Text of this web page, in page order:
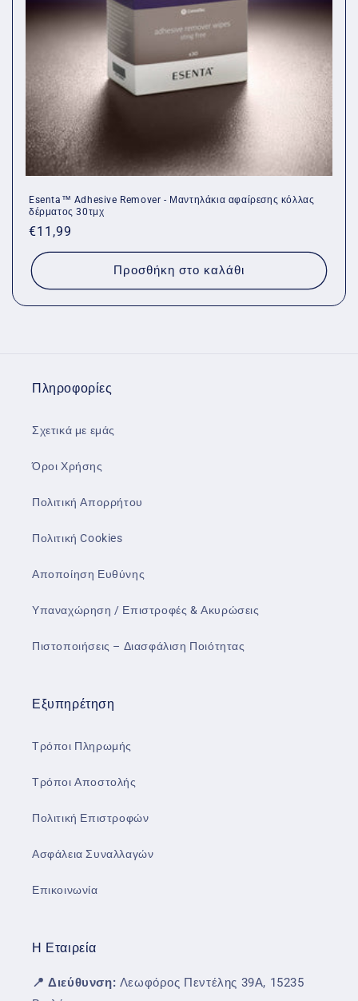
Esenta™ Adhesive Remover - Μαντηλάκια αφαίρεσης κόλλας
δέρματος 30τμχ
Κανονική
τιμή
€11,99
Προσθήκη στο καλάθι
Πληροφορίες
Σχετικά με εμάς
Όροι Χρήσης
Πολιτική Απορρήτου
Πολιτική Cookies
Αποποίηση Ευθύνης
Υπαναχώρηση / Επιστροφές & Ακυρώσεις
Πιστοποιήσεις – Διασφάλιση Ποιότητας
Εξυπηρέτηση
Τρόποι Πληρωμής
Τρόποι Αποστολής
Πολιτική Επιστροφών
Ασφάλεια Συναλλαγών
Επικοινωνία
Η Εταιρεία
📍 Διεύθυνση: Λεωφόρος Πεντέλης 39Α, 15235